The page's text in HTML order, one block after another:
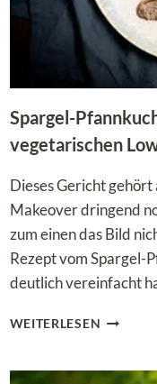
Spargel-
vegetarischen
Dieses Gericht gehört
Makeover dringend
zum einen das Bild
Rezept vom Spargel-
deutlich vereinfacht
WEITERLESEN SPARGEL-